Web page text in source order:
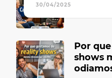
30/04/2025
Por
shows